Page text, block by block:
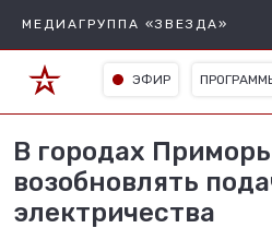
МЕДИАГРУППА «ЗВЕЗДА»
ЭФИР
В городах
возобновлять
электричества